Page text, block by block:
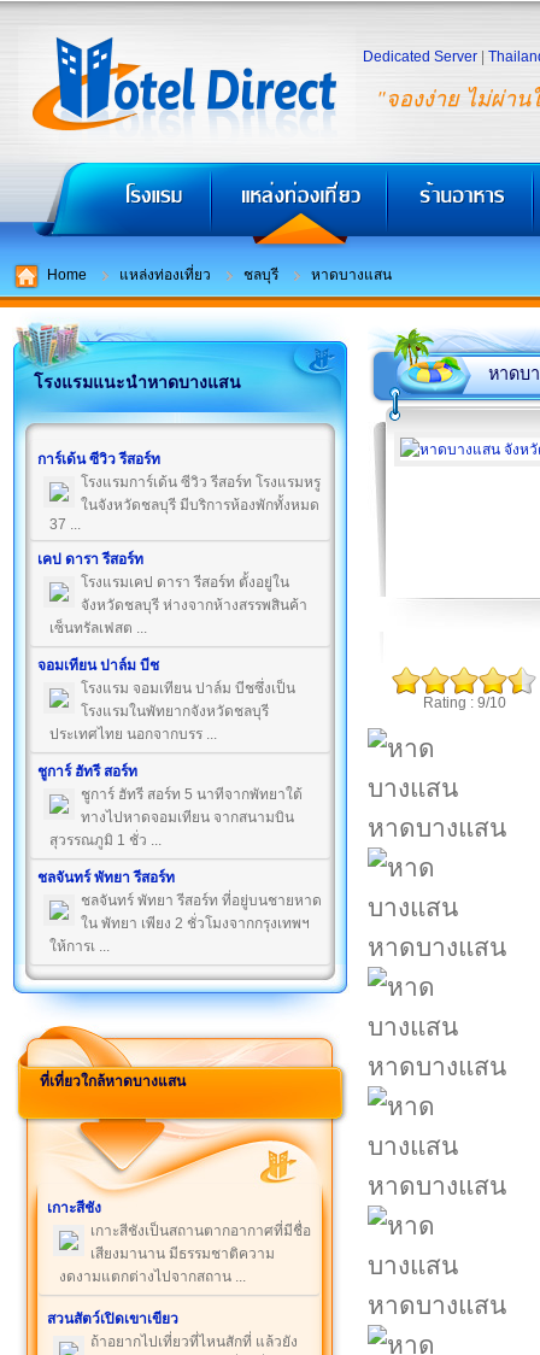
"จองง่าย ไม่ผ่าน
Dedicated Server
Home แหล่งท่องเที่ยว ชลบุรี หาดบางแสน
โรงแรมแนะนำหาดบางแสน
การ์เด้น ซีวิว รีสอร์ท
โรงแรมการ์เด้น ซีวิว รีสอร์ท โรงแรมหรู
ในจังหวัดชลบุรี มีบริการห้องพักทั้งหมด
37 ...
เคป ดารา รีสอร์ท
โรงแรมเคป ดารา รีสอร์ท ตั้งอยู่ใน
จังหวัดชลบุรี ห่างจากห้างสรรพสินค้า
เซ็นทรัลเฟสต ...
จอมเทียน ปาล์ม บีช
โรงแรม จอมเทียน ปาล์ม บีชซึ่งเป็น
โรงแรมในพัทยากจังหวัดชลบุรี
ประเทศไทย นอกจากบรร ...
ชูการ์ ฮัทรี สอร์ท
ชูการ์ ฮัทรี สอร์ท 5 นาทีจากพัทยาใต้
ทางไปหาดจอมเทียน จากสนามบิน
สุวรรณภูมิ 1 ชั่ว ...
ชลจันทร์ พัทยา รีสอร์ท
ชลจันทร์ พัทยา รีสอร์ท ที่อยู่บนชายหาด
ใน พัทยา เพียง 2 ชั่วโมงจากกรุงเทพฯ
ให้การเ ...
ที่เที่ยวใกล้หาดบางแสน
เกาะสีชัง
เกาะสีชังเป็นสถานตากอากาศที่มีชื่อ
เสียงมานาน มีธรรมชาติความ
งดงามแตกต่างไปจากสถาน ...
สวนสัตว์เปิดเขาเขียว
ถ้าอยากไปเที่ยวที่ไหนสักที่ แล้วยัง
หาดบ
Rating : 9/10
หาดบางแสน
หาดบางแสน
หาดบางแสน
หาดบางแสน
หาดบางแสน